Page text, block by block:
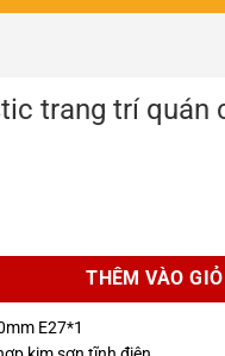
trang trí quán
cafe RTC-101 số lượng
THÊM VÀO
E27*1